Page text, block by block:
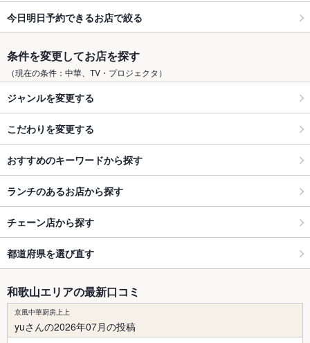
今日明日予約できるお店で絞る
条件を変更してお店を探す
（現在の条件：中華、TV・プロジェクタ）
ジャンルを変更する
こだわりを変更する
おすすめのキーワードから探す
ランチのあるお店から探す
チェーン店から探す
都道府県を選び直す
和歌山エリアの最新口コミ
京風中華厨房上上
yuさんの2026年07月の投稿